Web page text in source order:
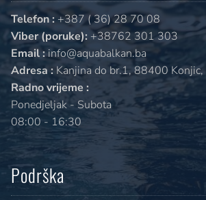
Telefon : +387 ( 36) 28 70 08
Viber (poruke): +38762 301 303
Email :info@aquabalkan.ba
Adresa : Kanjina do br.1, 88400 Konjic,
Radno vrijeme :
Ponedjeljak - Subota
08:00 - 16:30
Podrška